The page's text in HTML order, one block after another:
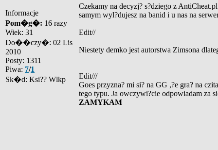
Informacje
Pom�g�: 16 razy
Wiek: 31
Do��czy�: 02 Lis
2010
Posty: 1311
Piwa: 7/1
Sk�d: Ksi?? Wlkp
Czekamy na decyzj? s?dziego z
samym wyl?dujesz na banid i u nas na
Edit//
Niestety demko jest autorstwa Zimsona
Edit///
Goes przyzna? mi si? na GG ,?e gra? na
tego typu. Ja owczywi?cie odpowiadam za
ZAMYKAM